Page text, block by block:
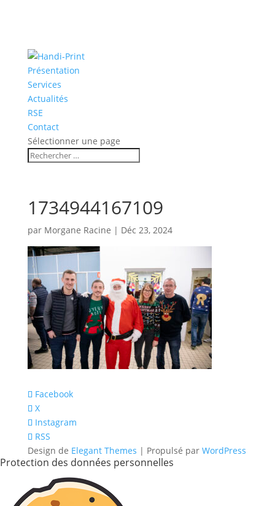
Présentation
Services
Actualités
RSE
Contact
Sélectionner une page
1734944167109
par Morgane Racine | Déc 23, 2024
Facebook
X
Instagram
RSS
Design de Elegant Themes | Propulsé par WordPress
Protection des données personnelles